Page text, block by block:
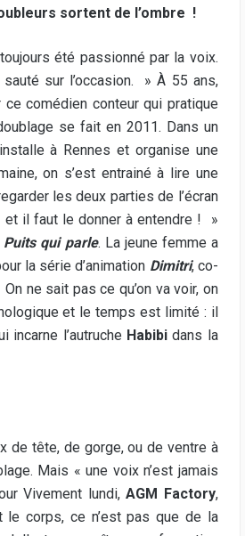
sortent de l’ombre !
été passionné par la voix.
sauté sur l’occasion. » À 55 ans,
comédien conteur qui pratique
se fait en 2011. Dans un
à Rennes et organise une
on s’est entrainé à lire une
les deux parties de l’écran
et il faut le donner à entendre ! »
Puits qui parle. La jeune femme a
la série d’animation Dimitri, co-
ne sait pas ce qu’on va voir, on
et le temps est limité : il
l’autruche Habibi dans la
de tête, de gorge, ou de ventre à
Mais « une voix n’est jamais
Vivement lundi,AGM Factory,
le corps, ce n’est pas que de la